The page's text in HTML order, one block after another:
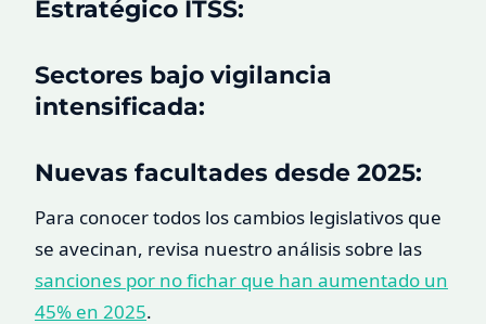
Estratégico ITSS:
Sectores bajo vigilancia
intensificada:
Nuevas facultades desde 2025:
Para conocer todos los cambios legislativos que
se avecinan, revisa nuestro análisis sobre las
sanciones por no fichar que han aumentado un
45% en 2025.